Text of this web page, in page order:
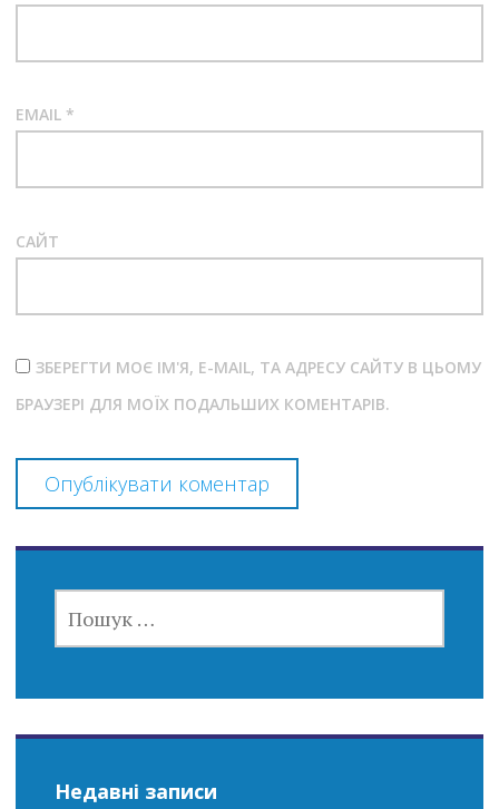
EMAIL *
САЙТ
ЗБЕРЕГТИ МОЄ ІМ'Я, E-MAIL, ТА АДРЕСУ САЙТУ В ЦЬОМУ
БРАУЗЕРІ ДЛЯ МОЇХ ПОДАЛЬШИХ КОМЕНТАРІВ.
Недавні записи